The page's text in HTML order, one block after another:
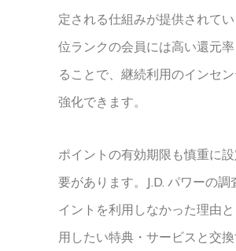
定される仕組みが提供されて
位ランクの会員には高い還元
ることで、継続利用のインセ
強化できます。
ポイントの有効期限も慎重に
要があります。J.D. パワーの調
イントを利用しなかった理由
用したい特典・サービスと交